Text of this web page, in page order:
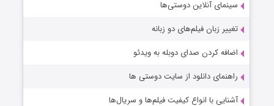
سینمای آنلاین دوستی‌ها
تغییر زبان فیلم‌های دو زبانه
اضافه کردن صدای دوبله به ویدئو
راهنمای دانلود از سایت دوستی ها
آشنایی با انواع کیفیت فیلم‌ها و سریال‌ها